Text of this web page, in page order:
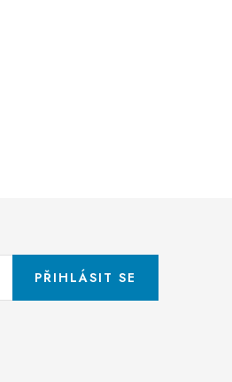
PŘIHLÁSIT SE